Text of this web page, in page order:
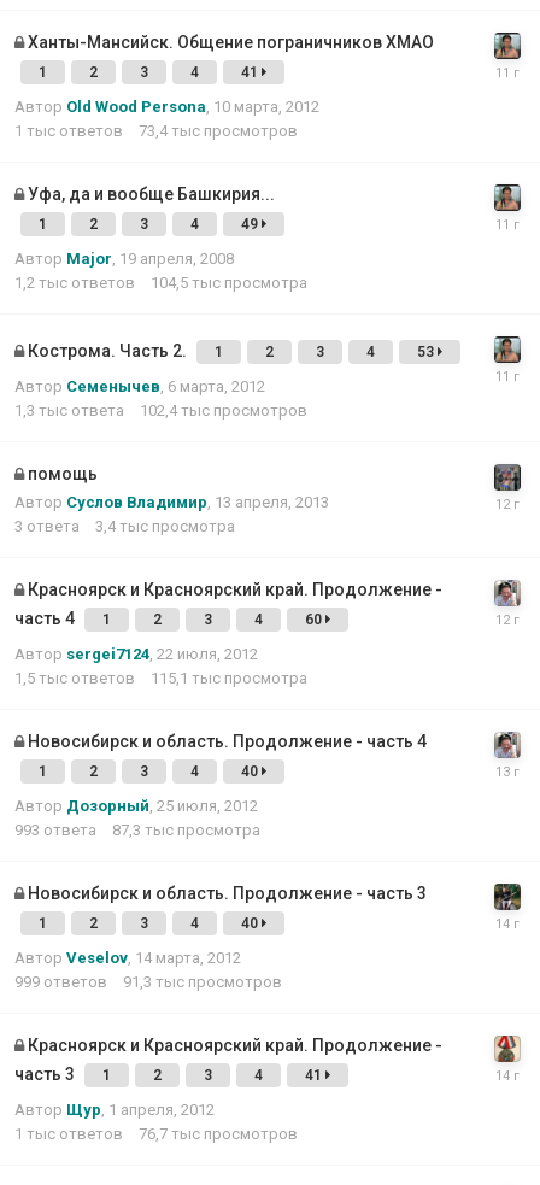
Ханты-Мансийск. Общение пограничников ХМАО
1 2 3 4 41
Автор Old Wood Persona 10 марта, 2012
1 тыс ответов 73,4 тыс просмотров
Уфа, да и вообще Башкирия...
1 2 3 4 49
Автор Major 19 апреля, 2008
1,2 тыс ответов 104,5 тыс просмотра
Кострома. Часть 2. 1 2 3 4 53
Автор Семенычев 6 марта, 2012
1,3 тыс ответа 102,4 тыс просмотров
помощь
Автор Суслов Владимир 13 апреля, 2013
3 ответа 3,4 тыс просмотра
Красноярск и Красноярский край. Продолжение -
часть 4
1 2 3 4 60
Автор sergei7124 22 июля, 2012
1,5 тыс ответов 115,1 тыс просмотра
Новосибирск и область. Продолжение - часть 4
1 2 3 4 40
Автор Дозорный 25 июля, 2012
993 ответа 87,3 тыс просмотра
Новосибирск и область. Продолжение - часть 3
1 2 3 4 40
Автор Veselov 14 марта, 2012
999 ответов 91,3 тыс просмотров
Красноярск и Красноярский край. Продолжение -
часть 3
1 2 3 4 41
Автор Щур 1 апреля, 2012
1 тыс ответов 76,7 тыс просмотров